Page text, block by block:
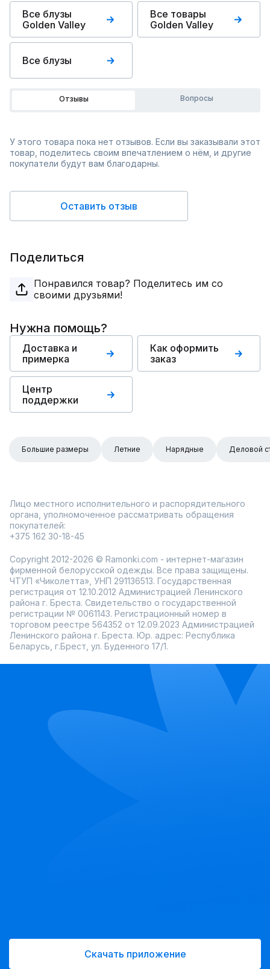
Все блузы
Golden Valley
Все товары
Golden Valley
Все блузы
Отзывы Вопросы
У этого товара пока нет отзывов. Если вы заказывали этот
товар, поделитесь своим впечатлением о нём, и другие
покупатели будут вам благодарны.
Оставить отзыв
Поделиться
Понравился товар? Поделитесь им со
своими друзьями!
Нужна помощь?
Доставка и
примерка
Как оформить
заказ
Центр
поддержки
Большие размеры Летние Нарядные Деловой
Лицо местного исполнительного и распорядительного
органа, уполномоченное рассматривать обращения
покупателей:
+375 162 30-18-45
Copyright 2012-2026 © Ramonki.com - интернет-магазин
фирменной белорусской одежды. Все права защищены.
ЧТУП «Чиколетта», УНП 291136513. Государственная
регистрация от 12.10.2012 Администрацией Ленинского
района г. Бреста. Свидетельство о государственной
регистрации № 0061143. Регистрационный номер в
торговом реестре 564352 от 12.09.2023 Администрацией
Ленинского района г. Бреста. Юр. адрес: Республика
Беларусь, г.Брест, ул. Буденного 17/1.
Скачать приложение